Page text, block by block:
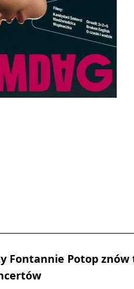
Fontannie Potop